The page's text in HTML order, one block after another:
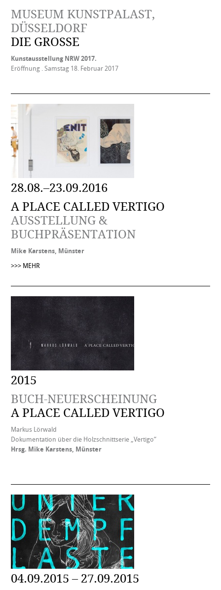
MUSEUM KUNSTPALAST,
DÜSSELDORF
DIE GROSSE
Kunstausstellung NRW 2017.
Eröffnung . Samstag 18. Februar 2017
28.08.–23.09.2016
A PLACE CALLED VERTIGO
AUSSTELLUNG &
BUCHPRÄSENTATION
Mike Karstens, Münster
>>> MEHR
2015
BUCH-NEUERSCHEINUNG
A PLACE CALLED VERTIGO
Markus Lörwald
Dokumentation über die Holzschnittserie „Vertigo“
Hrsg. Mike Karstens, Münster
04.09.2015 – 27.09.2015